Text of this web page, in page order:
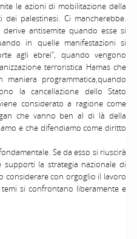
le azioni di mobilitazione della
palestinesi. Ci mancherebbe.
antisemite quando esse si
in quelle manifestazioni si
agli ebrei”, quando vengono
terroristica Hamas che
maniera programmatica,quando
la cancellazione dello Stato
considerato a ragione come
che vanno ben al di là della
e che difendiamo come diritto
Se da esso si riuscirà
la strategia nazionale di
considerare con orgoglio il lavoro
si confrontano liberamente e